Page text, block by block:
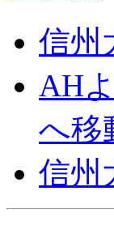
信州
AH
へ移
信州